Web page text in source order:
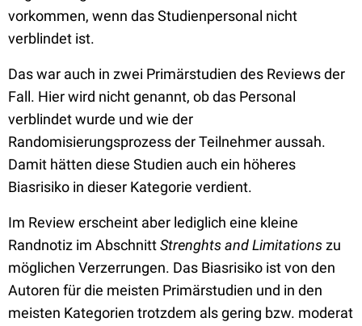
vorkommen, wenn das Studienpersonal nicht
verblindet ist.
Das war auch in zwei Primärstudien des Reviews der
Fall. Hier wird nicht genannt, ob das Personal
verblindet wurde und wie der
Randomisierungsprozess der Teilnehmer aussah.
Damit hätten diese Studien auch ein höheres
Biasrisiko in dieser Kategorie verdient.
Im Review erscheint aber lediglich eine kleine
Randnotiz im AbschnittStrenghts and Limitationszu
möglichen Verzerrungen. Das Biasrisiko ist von den
Autoren für die meisten Primärstudien und in den
meisten Kategorien trotzdem als gering bzw. moderat